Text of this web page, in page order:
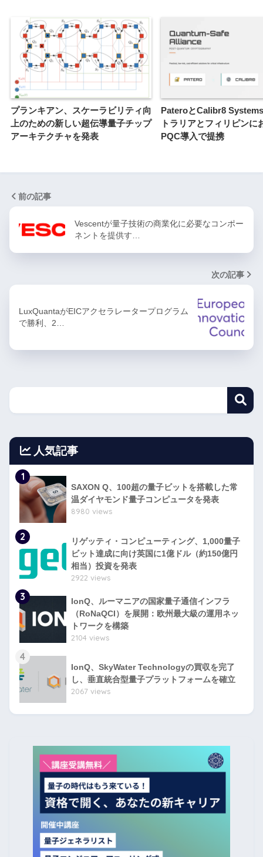
プランキアン、スケーラビリティ向
上のための新しい超伝導量子チップ
アーキテクチャを発表
PateroとCalibr8
トラリアとフィリピンに
PQC導入で提携
前の記事
Vescentが量子技術の商業化に必要なコンポー
ネントを提供す…
次の記事
LuxQuantaがEICアクセラレータープログラム
で勝利、2…
人気記事
1
SAXON Q、100超の量子ビットを搭載した常
温ダイヤモンド量子コンピュータを発表
8980 views
2
リゲッティ・コンピューティング、1,000量子
ビット達成に向け英国に1億ドル（約150億円
相当）投資を発表
2922 views
3
IonQ、ルーマニアの国家量子通信インフラ
（RoNaQCI）を展開：欧州最大級の運用ネッ
トワークを構築
2104 views
4
IonQ、SkyWater Technologyの買収を完了
し、垂直統合型量子プラットフォームを確立
2067 views